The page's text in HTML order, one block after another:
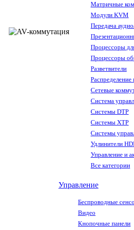
Матричные
Модули KVM
Передача
Процессоры
Процессоры
Разветвители
Распределение
Сетевые
Система
Системы DTP
Системы XTP
Системы
Удлинители
Управление и
Все категории
Управление
Беспроводные
Видео
Кнопочные панели